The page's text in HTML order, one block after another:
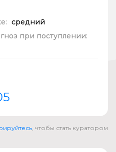
средний
при поступлении:
, чтобы стать куратором